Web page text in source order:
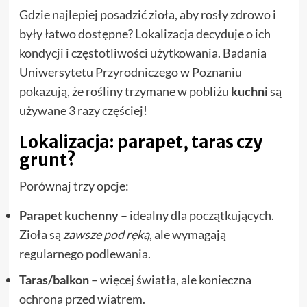
Gdzie najlepiej posadzić zioła, aby rosły zdrowo i
były łatwo dostępne? Lokalizacja decyduje o ich
kondycji i częstotliwości użytkowania. Badania
Uniwersytetu Przyrodniczego w Poznaniu
pokazują, że rośliny trzymane w pobliżu kuchnisą
używane 3 razy częściej!
Lokalizacja: parapet, taras czy
grunt?
Porównaj trzy opcje:
Parapet kuchenny– idealny dla początkujących.
Zioła są zawsze pod ręką, ale wymagają
regularnego podlewania.
Taras/balkon– więcej światła, ale konieczna
ochrona przed wiatrem.